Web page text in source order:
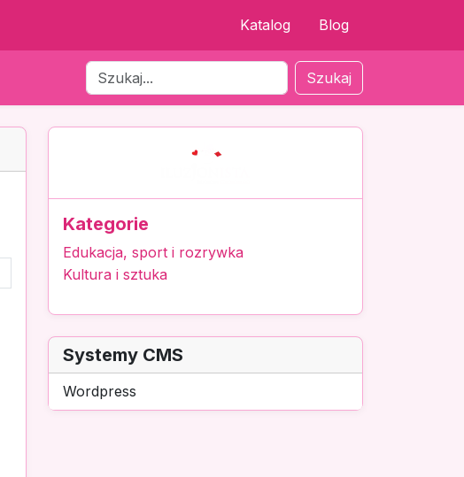
Katalog Blog
Szukaj
Kategorie
Edukacja, sport i rozrywka
Kultura i sztuka
Systemy CMS
Wordpress